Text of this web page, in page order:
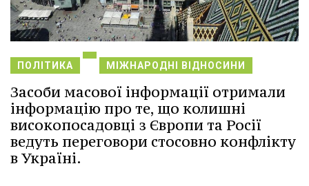
ПОЛІТИКА МІЖНАРОДНІ ВІДНОСИНИ
Засоби масової інформації отримали
інформацію про те, що колишні
високопосадовці з Європи та Росії
ведуть переговори стосовно конфлікту
в Україні.